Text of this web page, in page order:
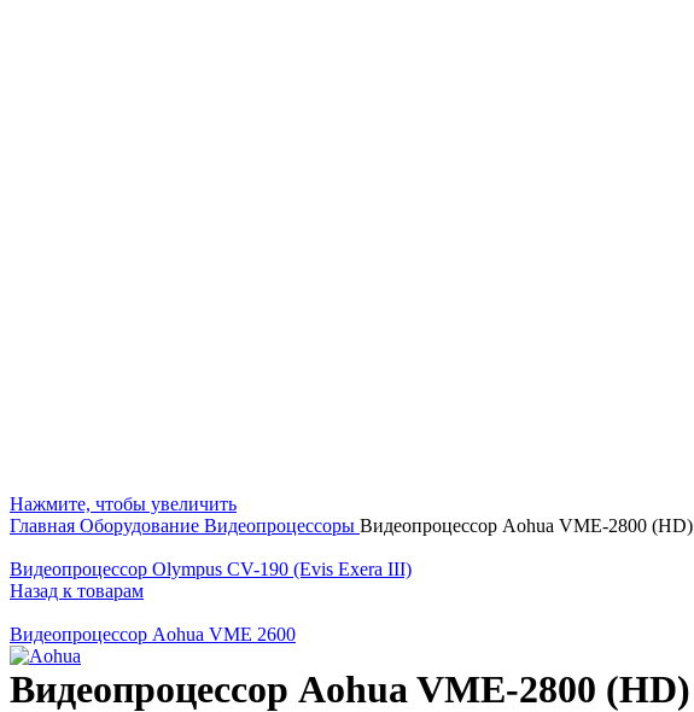
Нажмите, чтобы увеличить
Главная Оборудование Видеопроцессоры Видеопроцессор Aohua VME-2800 (HD)
Видеопроцессор Olympus CV-190 (Evis Exera III)
Назад к товарам
Видеопроцессор Aohua VME 2600
Видеопроцессор Aohua VME-2800 (HD)